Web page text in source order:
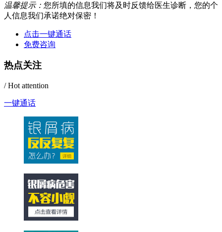
温馨提示： 您所填的信息我们将及时反馈给医生诊断，您的个
人信息我们承诺绝对保密！
点击一键通话
免费咨询
热点关注
/ Hot attention
一键通话